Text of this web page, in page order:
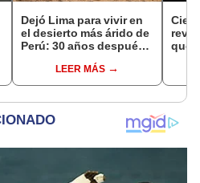
Dejó Lima para vivir en
el desierto más árido de
Perú: 30 años después,
creó un sorprendente
ecosistema
LEER MÁS
que